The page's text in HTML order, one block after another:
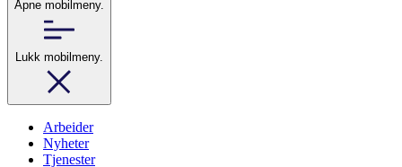
Åpne mobilmeny.
Lukk mobilmeny.
Arbeider
Nyheter
Tjenester